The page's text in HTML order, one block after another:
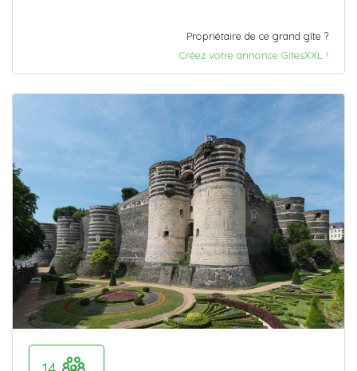
Propriétaire de ce grand gîte ?
Créez votre annonce GitesXXL !